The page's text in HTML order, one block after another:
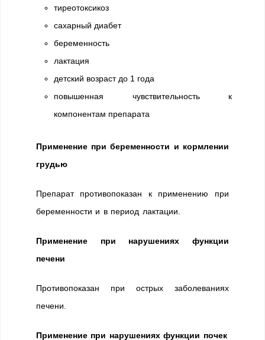
тиреотоксикоз
сахарный диабет
беременность
лактация
детский возраст до 1 года
повышенная чувствительность к
компонентам препарата
Применение при беременности и кормлении
грудью
Препарат противопоказан к применению при
беременности и в период лактации.
Применение при нарушениях функции
печени
Противопоказан при острых заболеваниях
печени.
Применение при нарушениях функции почек